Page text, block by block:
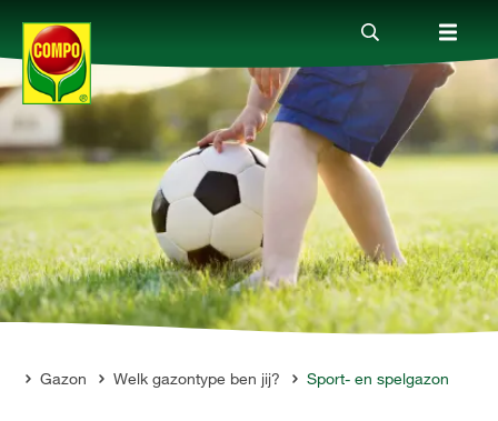
Producten
Advies
Thema's
Tot je dienst
Gazon Welk gazontype ben jij? Sport- en spelgazon